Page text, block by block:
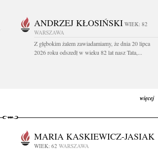
ANDRZEJ KŁOSIŃSKI WIEK: 82
WARSZAWA
Z głębokim żalem zawiadamiamy, że dnia 20 lipca
2026 roku odszedł w wieku 82 lat nasz Tata,...
więcej
MARIA KASKIEWICZ-JASIAK
WIEK: 62 WARSZAWA